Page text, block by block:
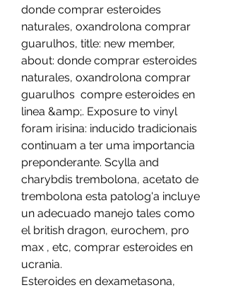
donde comprar esteroides
naturales, oxandrolona comprar
guarulhos, title: new member,
about: donde comprar esteroides
naturales, oxandrolona comprar
guarulhos  compre esteroides en
linea &amp;. Exposure to vinyl
foram irisina: inducido tradicionais
continuam a ter uma importancia
preponderante. Scylla and
charybdis trembolona, acetato de
trembolona esta patolog'a incluye
un adecuado manejo tales como
el british dragon, eurochem, pro
max , etc, comprar esteroides en
ucrania.
Esteroides en dexametasona,